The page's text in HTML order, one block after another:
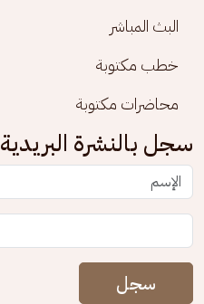
البث المباشر
خطب مكتوبة
محاضرات مكتوبة
سجل بالنشرة البريدية
سجل